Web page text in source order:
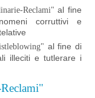
Reclami" al fine
corruttivi e
al fine di
illeciti e tutlerare i